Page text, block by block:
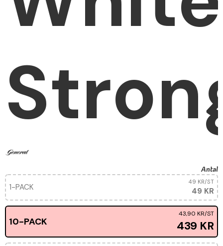
Antal
1-PACK 49 KR
49 KR/ST
10-PACK 439 KR
43,90 KR/ST